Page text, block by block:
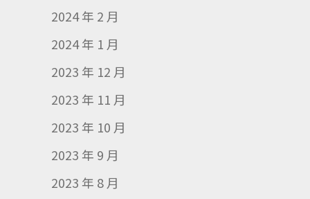
2024 年 2 月
2024 年 1 月
2023 年 12 月
2023 年 11 月
2023 年 10 月
2023 年 9 月
2023 年 8 月